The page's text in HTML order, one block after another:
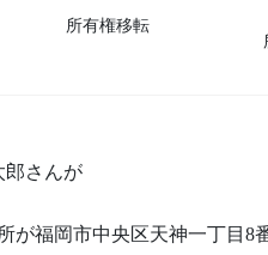
所有権移転
郎さんが
が福岡市中央区天神一丁目8